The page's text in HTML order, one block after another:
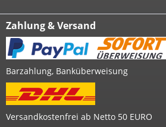
Zahlung & Versand
Barzahlung, Banküberweisung
Versandkostenfrei ab Netto 50 EURO